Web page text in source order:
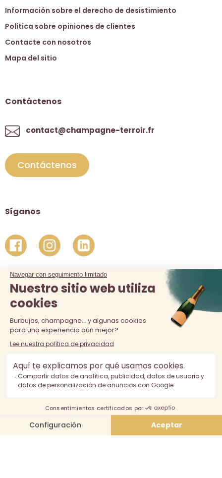
Información sobre el derecho de desistimiento
Política sobre opiniones de clientes
Contacte con nosotros
Mapa del sitio
Contáctenos
contact@champagne-terroir.fr
Contáctenos
Síganos
La venta de alcohol está prohibida a los menores de 18 años.
El consumo excesivo de alcohol es perjudicial para la salud,